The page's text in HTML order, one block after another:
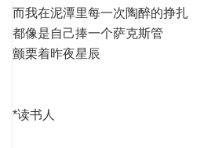
而我在泥潭里每一次陶醉的挣扎
都像是自己捧一个萨克斯管
颤栗着昨夜星辰
*读书人